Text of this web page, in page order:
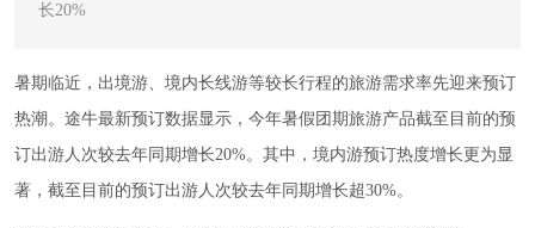
长20%
暑期临近，出境游、境内长线游等较长行程的旅游需求率先迎来预订
热潮。途牛最新预订数据显示，今年暑假团期旅游产品截至目前的预
订出游人次较去年同期增长20%。其中，境内游预订热度增长更为显
著，截至目前的预订出游人次较去年同期增长超30%。